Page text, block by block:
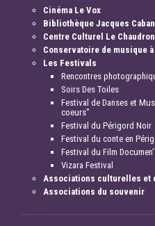
Cinéma Le Vox
Bibliothèque Jacques
Centre Culturel Le Chaudron
Conservatoire de musique
Les Festivals
Rencontres
Soirs Des Toiles
Festival de Danses et
coeurs"
Festival du Périgord Noir
Festival du conte en
Festival du Film
Vizara Festival
Associations culturelles et
Associations du souvenir